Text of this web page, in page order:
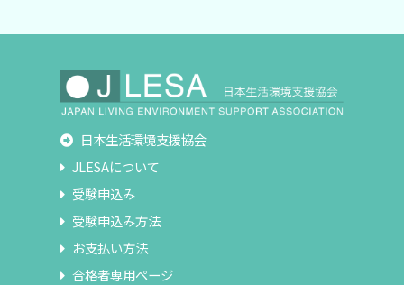
日本生活環境支援協会
JLESAについて
受験申込み
受験申込み方法
お支払い方法
合格者専用ページ